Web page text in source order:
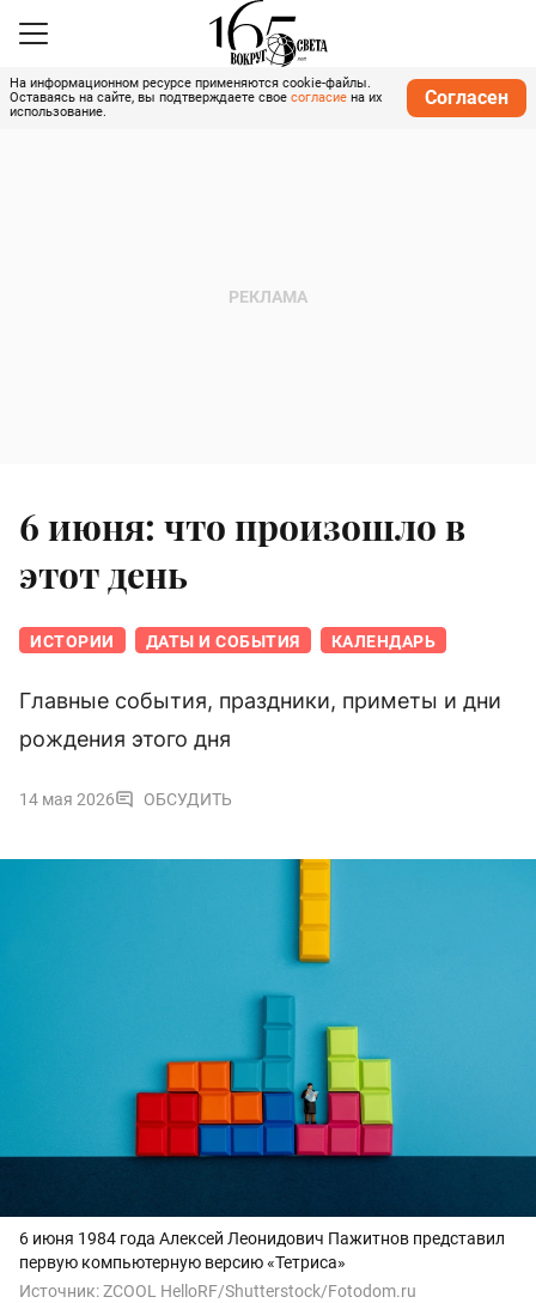
На информационном ресурсе применяются cookie-файлы.
Оставаясь на сайте, вы подтверждаете свое согласие на их
использование.
Согласен
6 июня: что произошло в
этот день
ИСТОРИИ ДАТЫ И СОБЫТИЯ КАЛЕНДАРЬ
Главные события, праздники, приметы и дни
рождения этого дня
14 мая 2026 ОБСУДИТЬ
6 июня 1984 года Алексей Леонидович Пажитнов представил
первую компьютерную версию «Тетриса»
Источник:ZCOOL HelloRF/Shutterstock/Fotodom.ru